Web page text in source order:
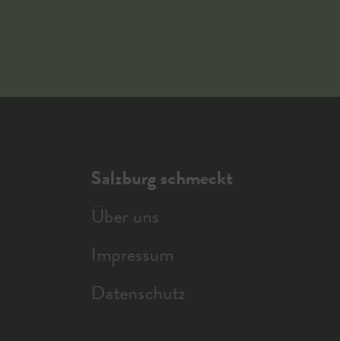
Salzburg schmeckt
Über uns
Impressum
Datenschutz